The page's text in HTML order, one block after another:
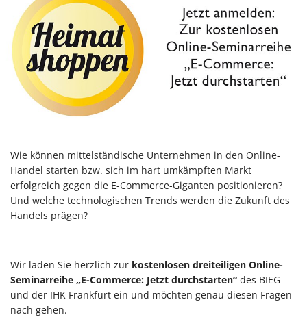
Wie können mittelständische Unternehmen in den Online-
Handel starten bzw. sich im hart umkämpften Markt
erfolgreich gegen die E-Commerce-Giganten positionieren?
Und welche technologischen Trends werden die Zukunft des
Handels prägen?
Wir laden Sie herzlich zur kostenlosen dreiteiligen Online-
Seminarreihe „E-Commerce: Jetzt durchstarten“ des BIEG
und der IHK Frankfurt ein und möchten genau diesen Fragen
nach gehen.